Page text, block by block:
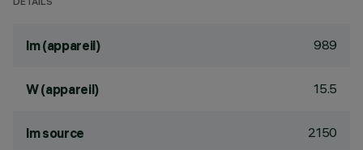
DÉTAILS
lm (appareil) 989
W (appareil) 15.5
lm source 2150